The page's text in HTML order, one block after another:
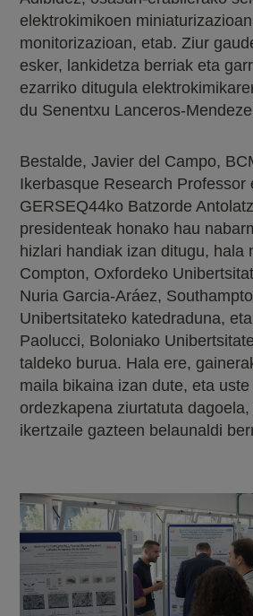
elektrokimikoen
monitorizazioan, etab. Ziur
esker, lankidetza berriak eta
ezarriko ditugula
du Senentxu Lanceros-
Bestalde, Javier del Campo,
Ikerbasque Research Professor
GERSEQ44ko Batzorde
presidenteak honako hau
hizlari handiak izan ditugu, hala
Compton, Oxfordeko
Nuria Garcia-Aráez,
Unibertsitateko katedraduna,
Paolucci, Boloniako
taldeko burua. Hala ere,
maila bikaina izan dute, eta uste
ordezkapena ziurtatuta
ikertzaile gazteen belaunaldi